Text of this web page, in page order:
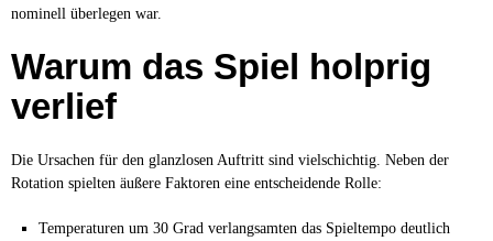
nominell überlegen war.
Warum das Spiel holprig
verlief
Die Ursachen für den glanzlosen Auftritt sind vielschichtig. Neben der
Rotation spielten äußere Faktoren eine entscheidende Rolle:
Temperaturen um 30 Grad verlangsamten das Spieltempo deutlich